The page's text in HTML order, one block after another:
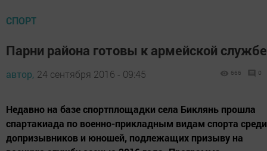
СПОРТ
Парни района готовы к армейской службе
автор, 24 сентября 2016 - 09:45 666 0
Недавно на базе спортплощадки села Биклянь прошла
спартакиада по военно-прикладным видам спорта среди
допризывников и юношей, подлежащих призыву на